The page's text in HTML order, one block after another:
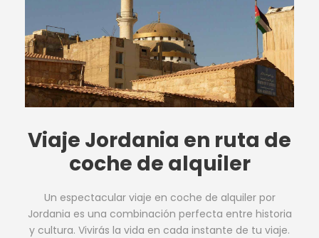
Viaje Jordania en ruta de
coche de alquiler
Un espectacular viaje en coche de alquiler por
Jordania es una combinación perfecta entre historia
y cultura. Vivirás la vida en cada instante de tu viaje.